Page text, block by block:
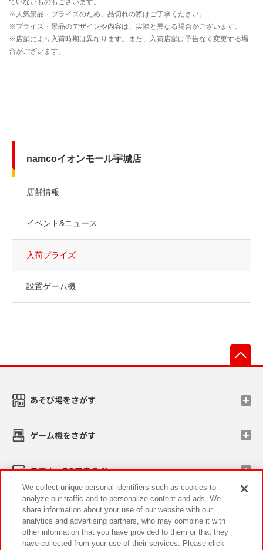
namcoイオンモール宇城店
店舗情報
イベント&ニュース
入荷プライズ
設置ゲーム機
あそび場をさがす
ゲーム機をさがす
スマホ・PCであそぶ
イベント・キャンペーン
We collect unique personal identifiers such as cookies to
analyze our traffic and to personalize content and ads. We
share information about your use of our website with our
analytics and advertising partners, who may combine it with
other information that you have provided to them or that they
have collected from your use of their services. Please click